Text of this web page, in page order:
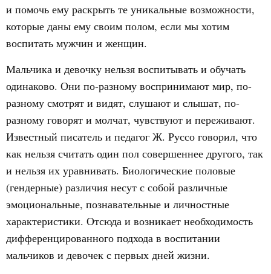
и помочь ему раскрыть те уникальные возможности,
которые даны ему своим полом, если мы хотим
воспитать мужчин и женщин.
Мальчика и девочку нельзя воспитывать и обучать
одинаково. Они по-разному воспринимают мир, по-
разному смотрят и видят, слушают и слышат, по-
разному говорят и молчат, чувствуют и переживают.
Известный писатель и педагог Ж. Руссо говорил, что
как нельзя считать один пол совершеннее другого, так
и нельзя их уравнивать. Биологические половые
(гендерные) различия несут с собой различные
эмоциональные, познавательные и личностные
характеристики. Отсюда и возникает необходимость
дифференцированного подхода в воспитании
мальчиков и девочек с первых дней жизни.